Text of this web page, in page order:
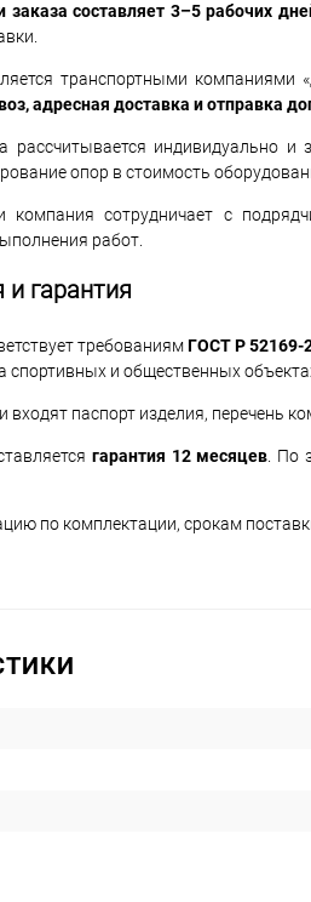
составляет 3–5 рабочих
транспортными
адресная доставка и отправка
рассчитывается индивидуально и
опор в стоимость
компания сотрудничает с
работ.
гарантия
требованиямГОСТ Р 52169-
спортивных и общественных
входят паспорт изделия, перечень
гарантия 12 месяцев. По
по комплектации, срокам